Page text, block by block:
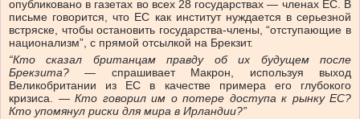
опубликовано в газетах во всех 28 государствах — членах ЕС. В
письме говорится, что ЕС как институт нуждается в серьезной
встряске, чтобы остановить государства-члены, “отступающие в
национализм”, с прямой отсылкой на Брекзит.
“Кто сказал британцам правду об их будущем после
Брекзита? — спрашивает Макрон, используя выход
Великобритании из ЕС в качестве примера его глубокого
кризиса. — Кто говорил им о потере доступа к рынку ЕС?
Кто упомянул риски для мира в Ирландии?”